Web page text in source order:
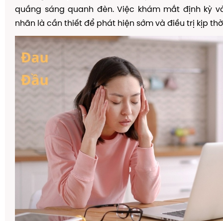
quầng sáng quanh đèn. Việc khám mắt định kỳ
nhãn là cần thiết để phát hiện sớm và điều trị kịp